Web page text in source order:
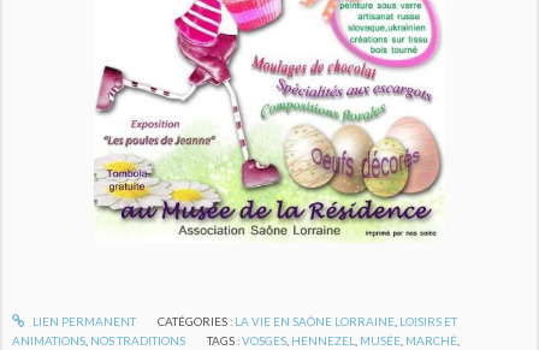
LIEN PERMANENT CATÉGORIES : LA VIE EN SAÔNE LORRAINE, LOISIRS ET
ANIMATIONS NOS TRADITIONS TAGS :VOSGES HENNEZEL MUSÉE MARCHÉ